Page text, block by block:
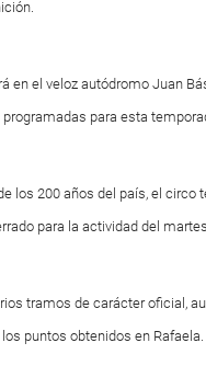
en el veloz autódromo Juan
para esta
los 200 años del país, el
para la actividad del
tramos de carácter oficial,
puntos obtenidos en Rafaela.